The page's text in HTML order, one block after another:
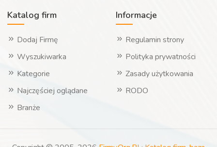
Katalog firm
Dodaj Firmę
Wyszukiwarka
Kategorie
Najczęściej oglądane
Branże
Informacje
Regulamin strony
Polityka prywatności
Zasady użytkowania
RODO